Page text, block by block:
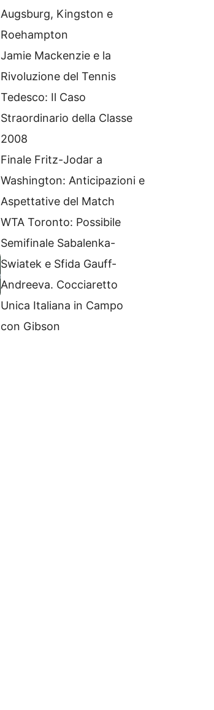
Augsburg, Kingston e
Roehampton
Jamie Mackenzie e la
Rivoluzione del Tennis
Tedesco: Il Caso
Straordinario della Classe
2008
Finale Fritz-Jodar a
Washington: Anticipazioni e
Aspettative del Match
WTA Toronto: Possibile
Semifinale Sabalenka-
Swiatek e Sfida Gauff-
Andreeva. Cocciaretto
Unica Italiana in Campo
con Gibson